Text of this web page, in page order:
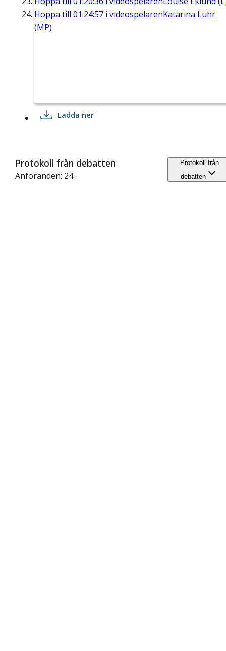
Hoppa till 01:24:57 i videospelarenKatarina Luhr
(MP)
Ladda ner
Protokoll från debatten
Anföranden: 24
Protokoll från
debatten